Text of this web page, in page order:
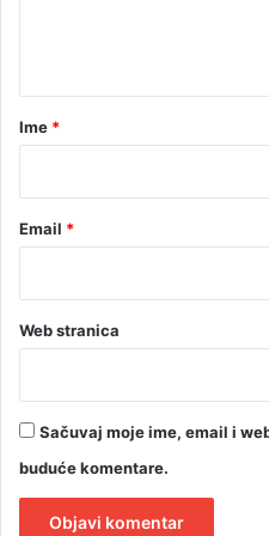
rIme *
Email *
Web stranica
Sačuvaj moje ime, email i
buduće komentare.